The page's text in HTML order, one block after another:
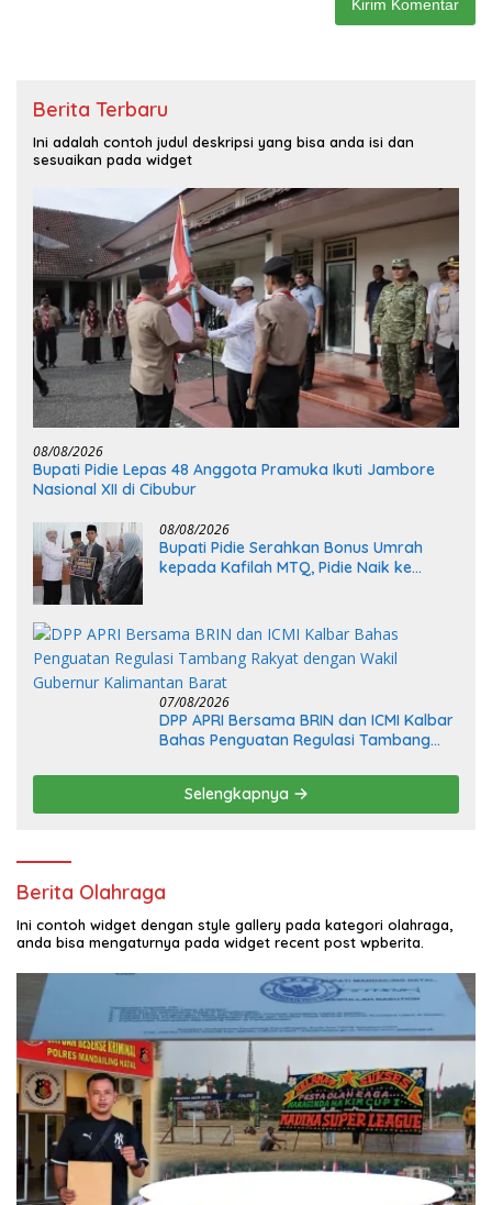
Berita Terbaru
Ini adalah contoh judul deskripsi yang bisa anda isi dan
sesuaikan pada widget
08/08/2026
Bupati Pidie Lepas 48 Anggota Pramuka Ikuti Jambore
Nasional XII di Cibubur
08/08/2026
Bupati Pidie Serahkan Bonus Umrah
kepada Kafilah MTQ, Pidie Naik ke
07/08/2026
DPP APRI Bersama BRIN dan ICMI Kalbar
Bahas Penguatan Regulasi Tambang
Kalimantan Barat
Selengkapnya
Berita Olahraga
Ini contoh widget dengan style gallery pada kategori olahraga,
anda bisa mengaturnya pada widget recent post wpberita.